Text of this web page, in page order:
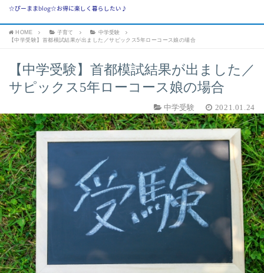
☆ぴーままblog☆お得に楽しく暮らしたい♪
HOME 子育て
中学受験
【中学受験】首都模試結果が出ました／サピックス5年ローコース娘の場合
【中学受験】首都模試結果が出ました／
サピックス5年ローコース娘の場合
中学受験 2021.01.24